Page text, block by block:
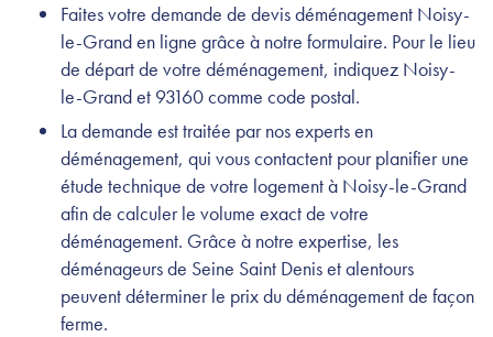
Faites votre demande de devis déménagement Noisy-
le-Grand en ligne grâce à notre formulaire. Pour le lieu
de départ de votre déménagement, indiquez Noisy-
le-Grand et 93160 comme code postal.
La demande est traitée par nos experts en
déménagement, qui vous contactent pour planifier une
étude technique de votre logement à Noisy-le-Grand
afin de calculer le volume exact de votre
déménagement. Grâce à notre expertise, les
déménageurs de Seine Saint Denis et alentours
peuvent déterminer le prix du déménagement de façon
ferme.